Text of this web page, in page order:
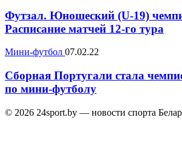
Футзал. Юношеский (U-19)
Расписание матчей 12-го тура
Мини-футбол 07.02.22
Сборная Португали стала
по мини-футболу
© 2026 24sport.by — новости спорта